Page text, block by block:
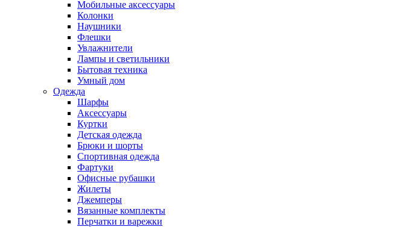
Мобильные аксессуары
Колонки
Наушники
Флешки
Увлажнители
Лампы и светильники
Бытовая техника
Умный дом
Одежда
Шарфы
Аксессуары
Куртки
Детская одежда
Брюки и шорты
Спортивная одежда
Фартуки
Офисные рубашки
Жилеты
Джемперы
Вязанные комплекты
Перчатки и варежки